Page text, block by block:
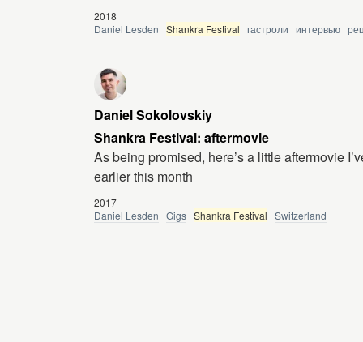
2018
Daniel Lesden Shankra Festival гастроли интервью
Daniel Sokolovskiy
Shankra Festival: aftermovie
As being promised, here’s a little aftermovie
earlier this month
2017
Daniel Lesden Gigs Shankra Festival Switzerland